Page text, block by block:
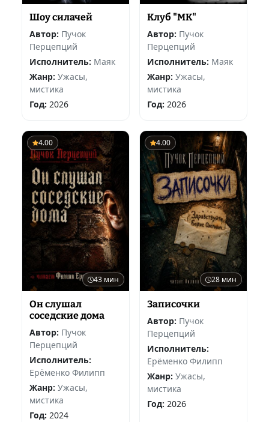
Шоу силачей
Автор: Пучок
Перцепций
Исполнитель: Маяк
Жанр: Ужасы,
мистика
Год: 2026
Клуб "МК"
Автор: Пучок
Перцепций
Исполнитель: Маяк
Жанр: Ужасы,
мистика
Год: 2026
4.00
43 мин
Он слушал
соседские дома
Автор: Пучок
Перцепций
Исполнитель:
Ерёменко Филипп
Жанр: Ужасы,
мистика
Год: 2024
4.00
28 мин
Записочки
Автор: Пучок
Перцепций
Исполнитель:
Ерёменко Филипп
Жанр: Ужасы,
мистика
Год: 2026